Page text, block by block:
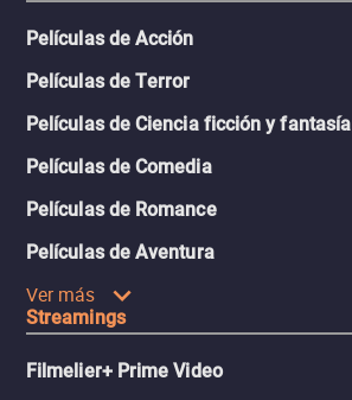
Películas de Acción
Películas de Terror
Películas de Ciencia ficción y fantasía
Películas de Comedia
Películas de Romance
Películas de Aventura
Ver más
Streamings
Filmelier+ Prime Video